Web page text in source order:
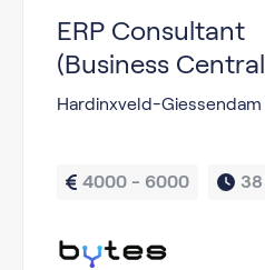
ERP Consultant
(Business
Hardinxveld-Giessendam
4000 - 6000